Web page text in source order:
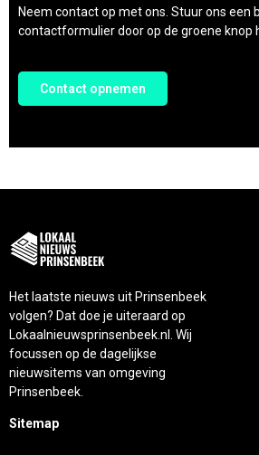
Neem contact op met ons. Stuur ons een
contactformulier door op de groene knop
Contact opnemen
Het laatste nieuws uit Prinsenbeek
volgen? Dat doe je uiteraard op
Lokaalnieuwsprinsenbeek.nl. Wij
focussen op de dagelijkse
nieuwsitems van omgeving
Prinsenbeek.
Sitemap